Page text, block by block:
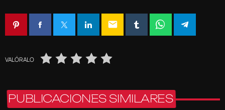
email
VALÓRALO
PUBLICACIONES SIMILARES